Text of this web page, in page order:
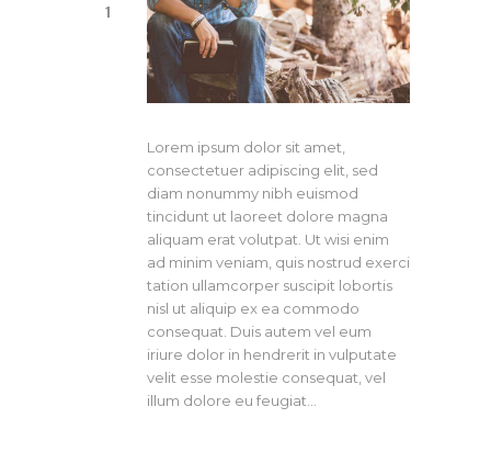
1
Lorem ipsum dolor sit amet,
consectetuer adipiscing elit, sed
diam nonummy nibh euismod
tincidunt ut laoreet dolore magna
aliquam erat volutpat. Ut wisi enim
ad minim veniam, quis nostrud exerci
tation ullamcorper suscipit lobortis
nisl ut aliquip ex ea commodo
consequat. Duis autem vel eum
iriure dolor in hendrerit in vulputate
velit esse molestie consequat, vel
illum dolore eu feugiat…